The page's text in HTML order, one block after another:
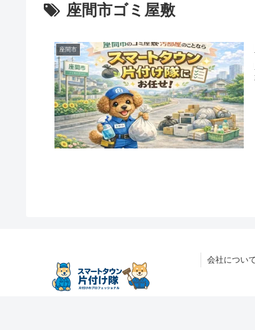
座間市ゴミ屋敷
座間市
会社につい